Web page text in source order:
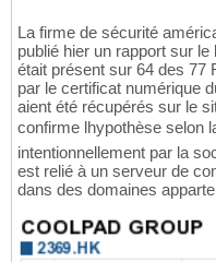
La firme de sécurité
publié hier un rapport sur
était présent sur 64 des 77
par le certificat numérique
aient été récupérés sur le
confirme lhypothèse selon
intentionnellement par la
est relié à un serveur de
dans des domaines